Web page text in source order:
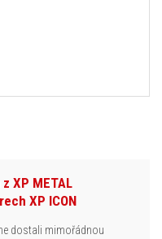
XP METAL
XP ICON
dostali mimořádnou